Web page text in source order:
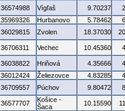
36574988 Vígľaš 9.70237
35969326 Hurbanovo 5.78462
36029815 Zvolen 18.37030
36706311 Vechec 10.45360
36038822 Hriňová 4.35666
36012424 Želiezovce 4.83285
36709557 Púchov 9.80472
36577707
Košice -
Šaca
10.15590